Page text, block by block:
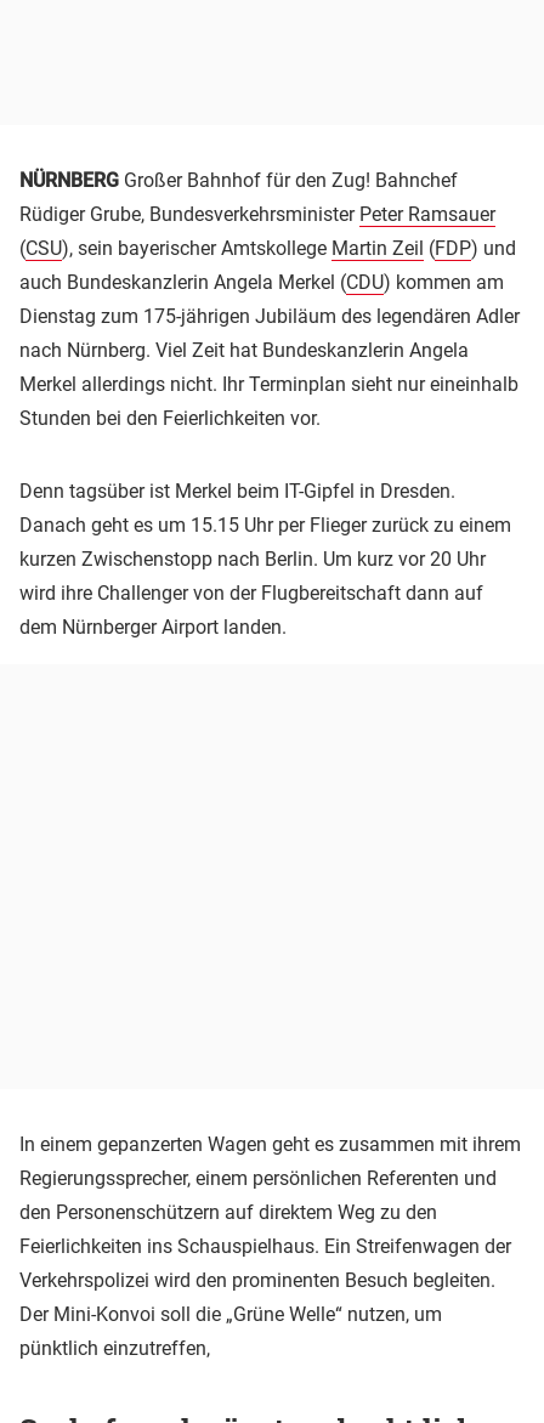
NÜRNBERG Großer Bahnhof für den Zug! Bahnchef
Rüdiger Grube, Bundesverkehrsminister Peter Ramsauer
(CSU), sein bayerischer Amtskollege Martin Zeil (FDP) und
auch Bundeskanzlerin Angela Merkel (CDU) kommen am
Dienstag zum 175-jährigen Jubiläum des legendären Adler
nach Nürnberg. Viel Zeit hat Bundeskanzlerin Angela
Merkel allerdings nicht. Ihr Terminplan sieht nur eineinhalb
Stunden bei den Feierlichkeiten vor.
Denn tagsüber ist Merkel beim IT-Gipfel in Dresden.
Danach geht es um 15.15 Uhr per Flieger zurück zu einem
kurzen Zwischenstopp nach Berlin. Um kurz vor 20 Uhr
wird ihre Challenger von der Flugbereitschaft dann auf
dem Nürnberger Airport landen.
In einem gepanzerten Wagen geht es zusammen mit ihrem
Regierungssprecher, einem persönlichen Referenten und
den Personenschützern auf direktem Weg zu den
Feierlichkeiten ins Schauspielhaus. Ein Streifenwagen der
Verkehrspolizei wird den prominenten Besuch begleiten.
Der Mini-Konvoi soll die „Grüne Welle“ nutzen, um
pünktlich einzutreffen,